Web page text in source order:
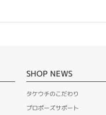
SHOP NEWS
タケウチのこだわり
プロポーズサポート